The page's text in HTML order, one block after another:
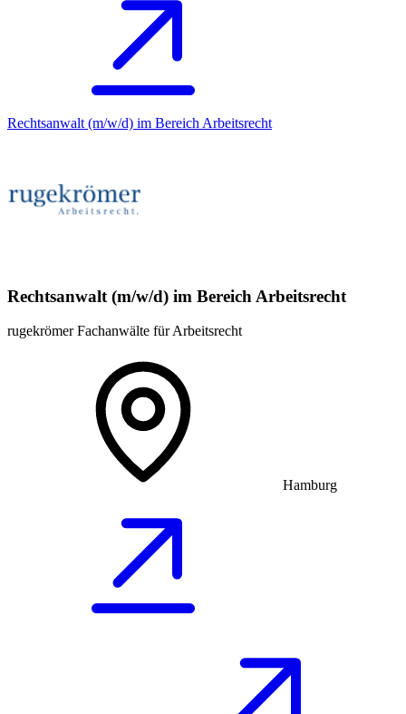
Rechtsanwalt (m/w/d) im Bereich Arbeitsrecht
Rechtsanwalt (m/w/d) im Bereich Arbeitsrecht
rugekrömer Fachanwälte für Arbeitsrecht
Hamburg